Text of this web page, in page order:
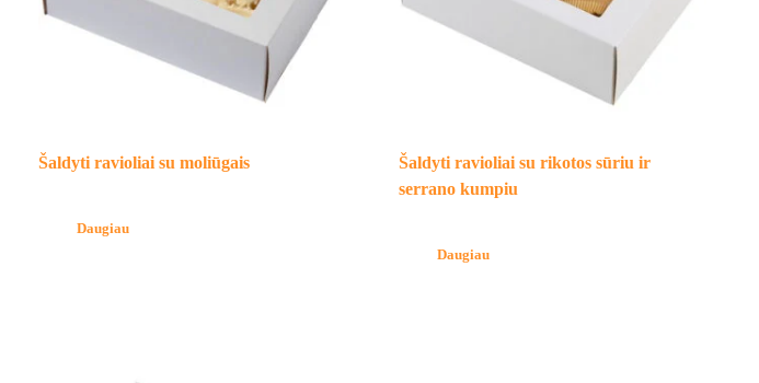
Šaldyti ravioliai su moliūgais
Daugiau
Šaldyti ravioliai su rikotos sūriu ir
serrano kumpiu
Daugiau